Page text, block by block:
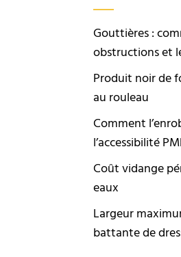
Gouttières :
obstructions et
Produit noir de
au rouleau
Comment
l’accessibilité
Coût vidange
eaux
Largeur
battante de